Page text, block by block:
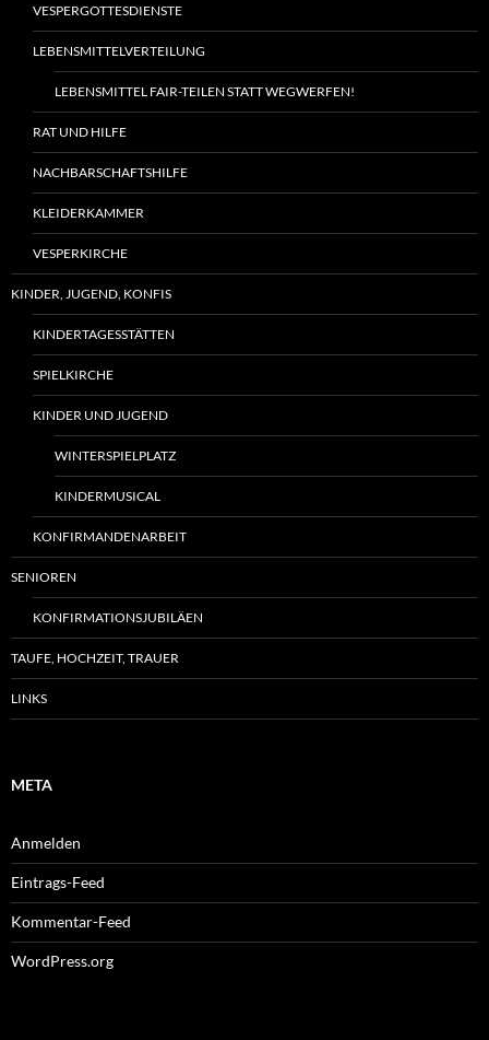
VESPERGOTTESDIENSTE
LEBENSMITTELVERTEILUNG
LEBENSMITTEL FAIR-TEILEN STATT WEGWERFEN!
RAT UND HILFE
NACHBARSCHAFTSHILFE
KLEIDERKAMMER
VESPERKIRCHE
KINDER, JUGEND, KONFIS
KINDERTAGESSTÄTTEN
SPIELKIRCHE
KINDER UND JUGEND
WINTERSPIELPLATZ
KINDERMUSICAL
KONFIRMANDENARBEIT
SENIOREN
KONFIRMATIONSJUBILÄEN
TAUFE, HOCHZEIT, TRAUER
LINKS
META
Anmelden
Eintrags-Feed
Kommentar-Feed
WordPress.org